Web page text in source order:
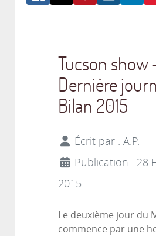
Tucson show
Dernière
Bilan 2015
Écrit par : A.P.
Publication : 28
2015
Le deuxième jour du
commence par une